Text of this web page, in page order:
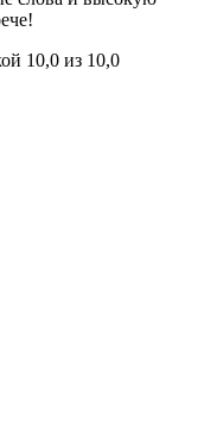
10,0 из 10,0